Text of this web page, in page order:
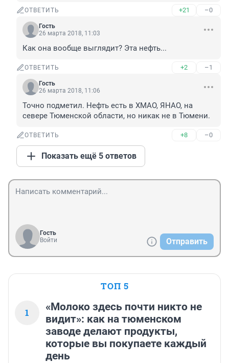
ОТВЕТИТЬ +21 –0
Гость
26 марта 2018, 11:03
Как она вообще выглядит? Эта нефть...
ОТВЕТИТЬ +2 –1
Гость
26 марта 2018, 11:06
Точно подметил. Нефть есть в ХМАО, ЯНАО, на
севере Тюменской области, но никак не в Тюмени.
ОТВЕТИТЬ +8 –0
Показать ещё 5 ответов
Гость
Войти
Отправить
ТОП 5
1
«Молоко здесь почти никто не
видит»: как на тюменском
заводе делают продукты,
которые вы покупаете каждый
день